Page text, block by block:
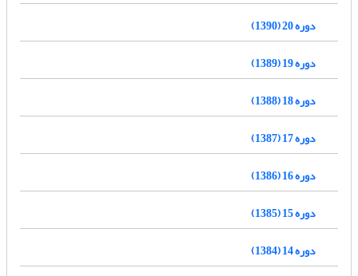
دوره 20 (1390)
دوره 19 (1389)
دوره 18 (1388)
دوره 17 (1387)
دوره 16 (1386)
دوره 15 (1385)
دوره 14 (1384)